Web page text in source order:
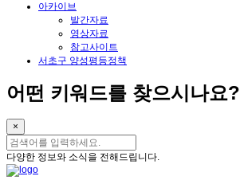
아카이브
발간자료
영상자료
참고사이트
서초구 양성평등정책
어떤 키워드를 찾으시나요?
×
다양한 정보와 소식을 전해드립니다.